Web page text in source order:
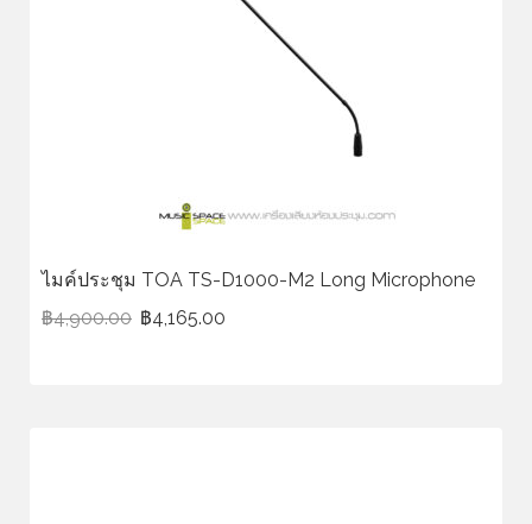
ไมค์ประชุม TOA TS-D1000-M2 Long Microphone
฿4,900.00 ฿4,165.00